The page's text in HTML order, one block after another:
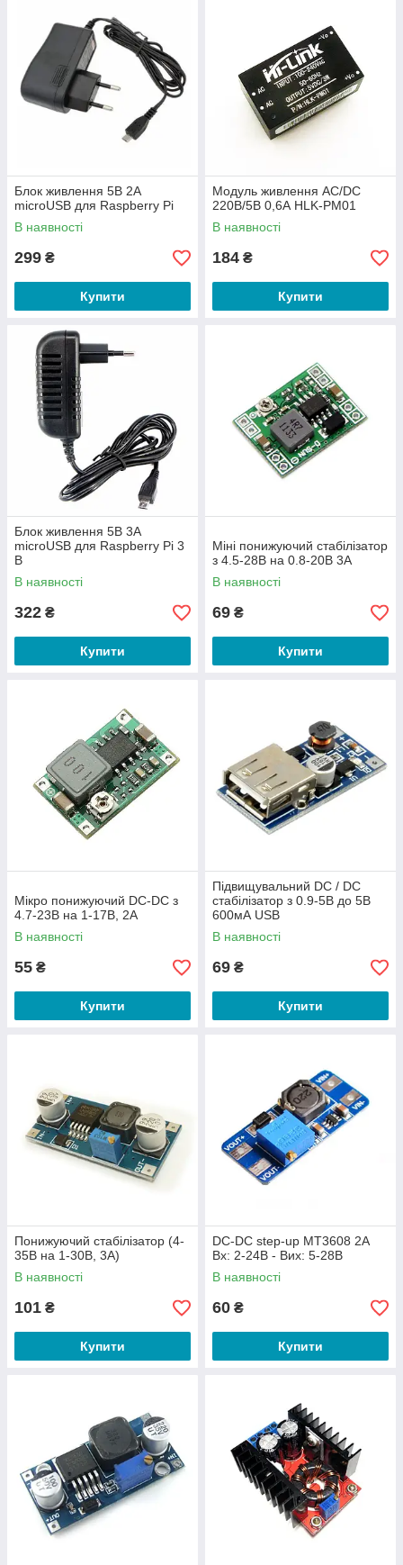
Блок живлення 5В 2А
microUSB для Raspberry Pi
В наявності
299 ₴
Купити
Модуль живлення AC/DC
220В/5В 0,6А HLK-PM01
В наявності
184 ₴
Купити
Блок живлення 5В 3А
microUSB для Raspberry Pi 3
B
В наявності
322 ₴
Купити
Міні понижуючий стабілізатор
з 4.5-28В на 0.8-20В 3А
В наявності
69 ₴
Купити
Мікро понижуючий DC-DC з
4.7-23В на 1-17В, 2А
В наявності
55 ₴
Купити
Підвищувальний DC / DC
стабілізатор з 0.9-5В до 5В
600мА USB
В наявності
69 ₴
Купити
Понижуючий стабілізатор (4-
35В на 1-30В, 3А)
В наявності
101 ₴
Купити
DC-DC step-up MT3608 2A
Вх: 2-24В - Вих: 5-28В
В наявності
60 ₴
Купити